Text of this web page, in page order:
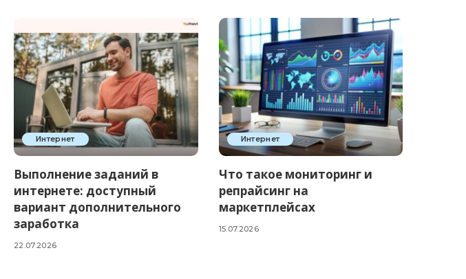
Интернет
Выполнение заданий в
интернете: доступный
вариант дополнительного
заработка
22.07.2026
Интернет
Что такое мониторинг и
репрайсинг на
маркетплейсах
15.07.2026